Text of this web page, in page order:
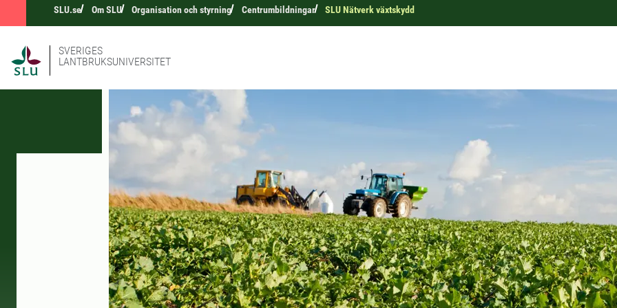
SLU.se Om SLU Organisation och styrning Centrumbildningar SLU Nätverk växtskydd
SVERIGES
LANTBRUKSUNIVERSITET